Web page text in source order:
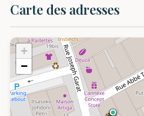
Carte des adresses
+
−